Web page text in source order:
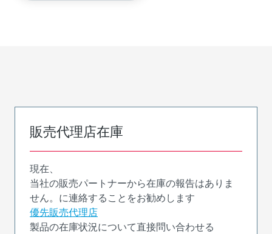
販売代理店在庫
現在、
当社の販売パートナーから在庫の報告はありま
せん。に連絡することをお勧めします
優先販売代理店
製品の在庫状況について直接問い合わせる